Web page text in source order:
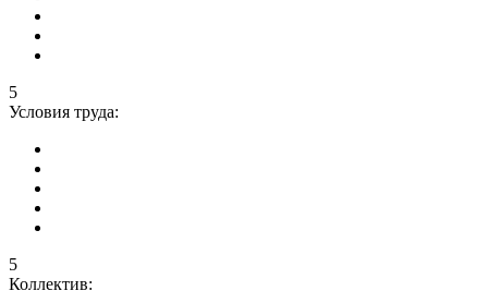
5
Условия труда:
5
Коллектив: